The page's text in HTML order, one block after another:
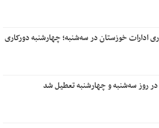
خوزستان در سه‌شنبه؛ چهارشنبه دورکاری
روز سه‌شنبه و چهارشنبه تعطیل شد